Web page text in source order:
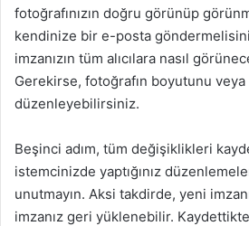
fotoğrafınızın doğru görünüp
kendinize bir e-posta
imzanızın tüm alıcılara nasıl
Gerekirse, fotoğrafın boyutunu
düzenleyebilirsiniz.
Beşinci adım, tüm değişiklikleri
istemcinizde yaptığınız
unutmayın. Aksi takdirde, yeni
imzanız geri yüklenebilir.